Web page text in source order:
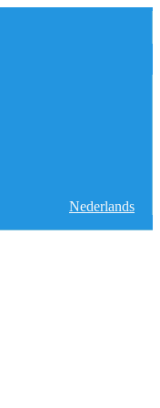
Nederlands